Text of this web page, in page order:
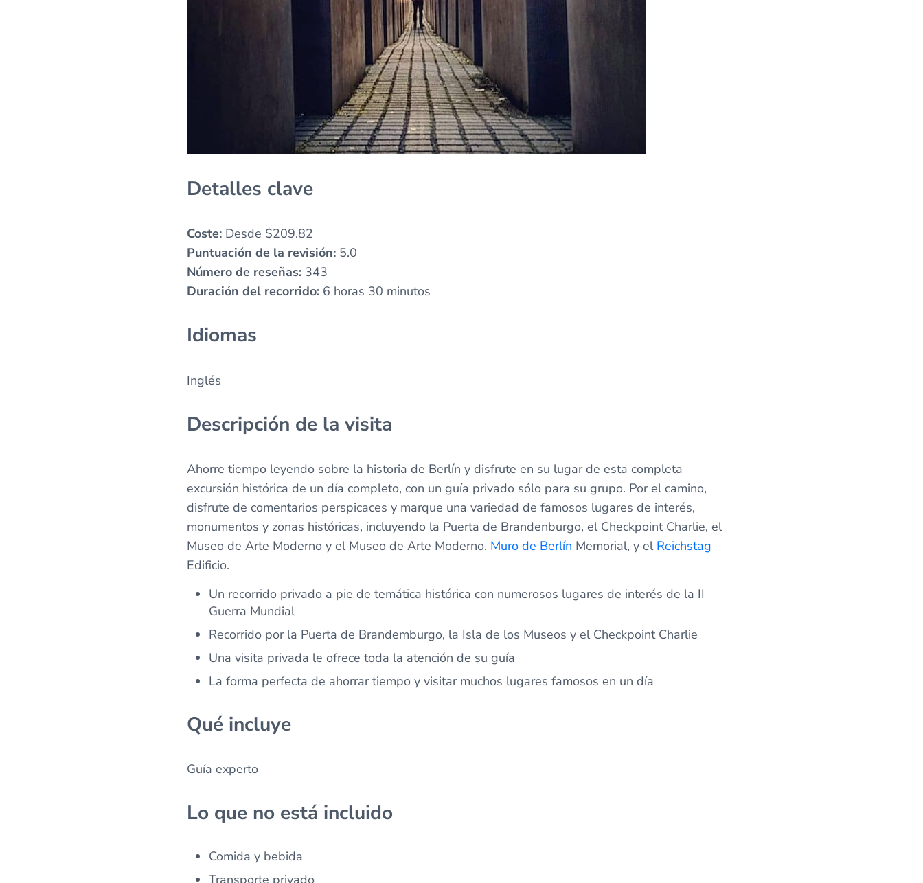
Detalles clave
Coste: Desde $209.82
Puntuación de la revisión: 5.0
Número de reseñas: 343
Duración del recorrido: 6 horas 30 minutos
Idiomas
Inglés
Descripción de la visita
Ahorre tiempo leyendo sobre la historia de Berlín y disfrute en su lugar de esta completa
excursión histórica de un día completo, con un guía privado sólo para su grupo. Por el camino,
disfrute de comentarios perspicaces y marque una variedad de famosos lugares de interés,
monumentos y zonas históricas, incluyendo la Puerta de Brandenburgo, el Checkpoint Charlie, el
Museo de Arte Moderno y el Museo de Arte Moderno. Muro de Berlín Memorial, y el Reichstag
Edificio.
Un recorrido privado a pie de temática histórica con numerosos lugares de interés de la II
Guerra Mundial
Recorrido por la Puerta de Brandemburgo, la Isla de los Museos y el Checkpoint Charlie
Una visita privada le ofrece toda la atención de su guía
La forma perfecta de ahorrar tiempo y visitar muchos lugares famosos en un día
Qué incluye
Guía experto
Lo que no está incluido
Comida y bebida